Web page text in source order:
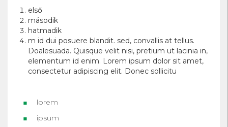
első
második
hatmadik
m id dui posuere blandit. sed, convallis at tellus.
Doalesuada. Quisque velit nisi, pretium ut lacinia in,
elementum id enim. Lorem ipsum dolor sit amet,
consectetur adipiscing elit. Donec sollicitu
lorem
ipsum